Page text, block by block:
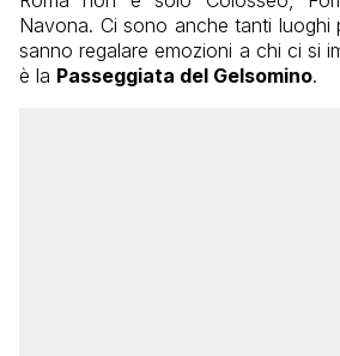
Navona. Ci sono anche tanti
sanno regalare emozioni a chi ci si
è la Passeggiata del Gelsomino.